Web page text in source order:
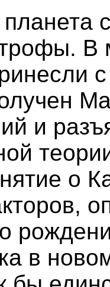
В
и
о
в